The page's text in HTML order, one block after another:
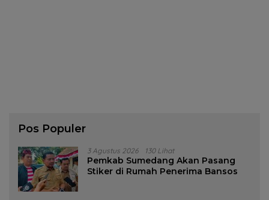
Pos Populer
3 Agustus 2026 130 Lihat
Pemkab Sumedang Akan Pasang
Stiker di Rumah Penerima Bansos